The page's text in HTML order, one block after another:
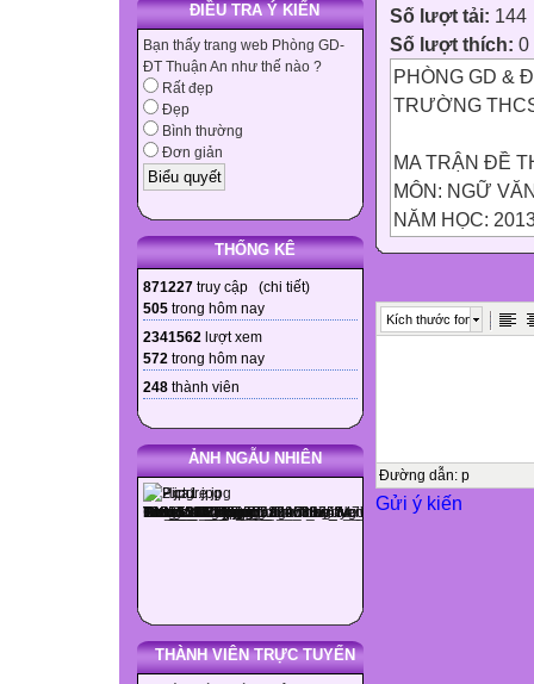
ĐIỀU TRA Ý KIẾN
Bạn thấy trang web Phòng GD-
ĐT Thuận An như thế nào ?
Rất đẹp
Đẹp
Bình thường
Đơn giản
THỐNG KÊ
871227 truy cập (chi tiết)
505 trong hôm nay
2341562 lượt xem
572 trong hôm nay
248 thành viên
ẢNH NGẪU NHIÊN
THÀNH VIÊN TRỰC TUYẾN
Số lượt tải: 144
Số lượt thích: 0
PHÒNG GD &
TRƯỜNG
MA TRẬN ĐỀ
MÔN: NGỮ
NĂM HỌC:
Tên Chủ đề
Thông hiểu

Kích thước font
Đường dẫn: p
Gửi ý kiến